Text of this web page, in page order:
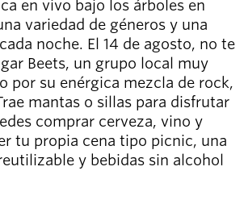
en vivo bajo los árboles en
variedad de géneros y una
noche. El 14 de agosto, no te
Beets, un grupo local muy
por su enérgica mezcla de rock,
mantas o sillas para disfrutar
comprar cerveza, vino y
tu propia cena tipo picnic, una
y bebidas sin alcohol